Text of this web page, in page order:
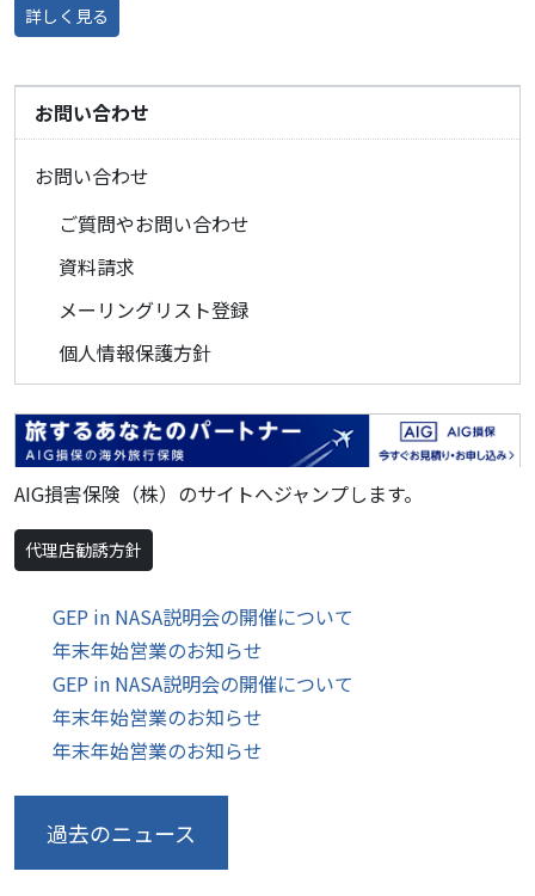
詳しく見る
from 営業時間のお知らせ
お問い合わせ
お問い合わせ
ご質問やお問い合わせ
資料請求
メーリングリスト登録
個人情報保護方針
AIG損害保険（株）のサイトへジャンプします。
代理店勧誘方針
GEP in NASA説明会の開催について
年末年始営業のお知らせ
GEP in NASA説明会の開催について
年末年始営業のお知らせ
年末年始営業のお知らせ
過去のニュース